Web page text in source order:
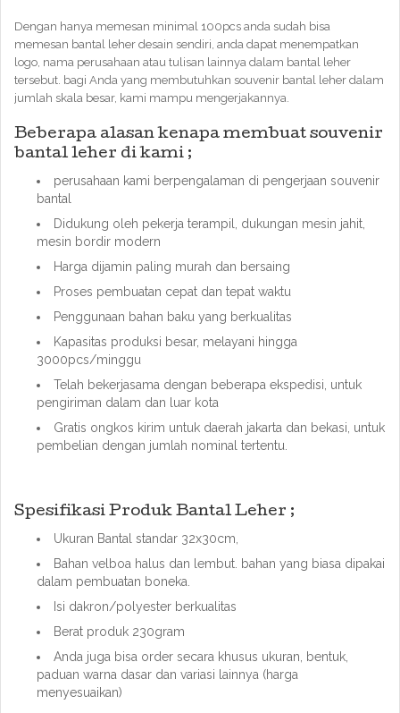
Dengan hanya memesan minimal 100pcs anda sudah bisa
memesan bantal leher desain sendiri, anda dapat menempatkan
logo, nama perusahaan atau tulisan lainnya dalam bantal leher
tersebut. bagi Anda yang membutuhkan souvenir bantal leher dalam
jumlah skala besar, kami mampu mengerjakannya.
Beberapa alasan kenapa membuat souvenir
bantal leher di kami ;
perusahaan kami berpengalaman di pengerjaan souvenir
bantal
Didukung oleh pekerja terampil, dukungan mesin jahit,
mesin bordir modern
Harga dijamin paling murah dan bersaing
Proses pembuatan cepat dan tepat waktu
Penggunaan bahan baku yang berkualitas
Kapasitas produksi besar, melayani hingga
3000pcs/minggu
Telah bekerjasama dengan beberapa ekspedisi, untuk
pengiriman dalam dan luar kota
Gratis ongkos kirim untuk daerah jakarta dan bekasi, untuk
pembelian dengan jumlah nominal tertentu.
Spesifikasi Produk Bantal Leher ;
Ukuran Bantal standar 32x30cm,
Bahan velboa halus dan lembut. bahan yang biasa dipakai
dalam pembuatan boneka.
Isi dakron/polyester berkualitas
Berat produk 230gram
Anda juga bisa order secara khusus ukuran, bentuk,
paduan warna dasar dan variasi lainnya (harga
menyesuaikan)